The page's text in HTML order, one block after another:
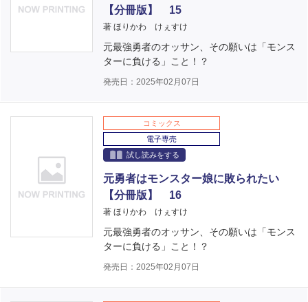
【分冊版】 15
著 ほりかわ けぇすけ
元最強勇者のオッサン、その願いは「モンス
ターに負ける」こと！？
発売日：2025年02月07日
コミックス
電子専売
試し読みをする
元勇者はモンスター娘に敗られたい
【分冊版】 16
著 ほりかわ けぇすけ
元最強勇者のオッサン、その願いは「モンス
ターに負ける」こと！？
発売日：2025年02月07日